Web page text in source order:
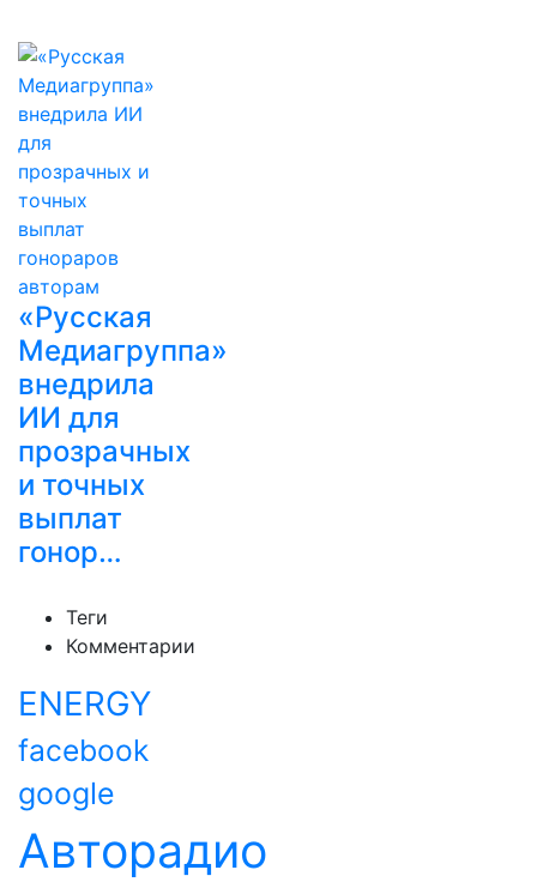
«Русская
Медиагруппа»
внедрила
ИИ для
прозрачных
и точных
выплат
гонор…
Теги
Комментарии
ENERGY
facebook
google
Авторадио